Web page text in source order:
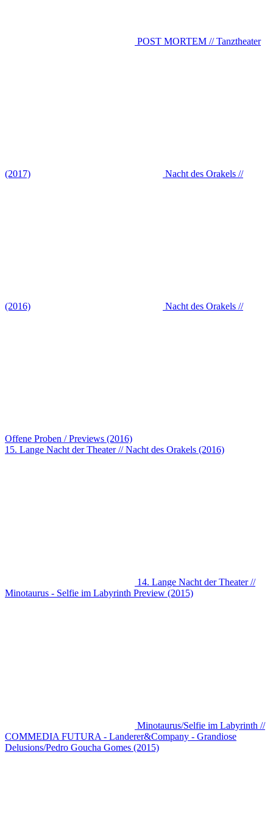
POST MORTEM // Tanztheater
(2017) Nacht des Orakels //
(2016) Nacht des Orakels //
Offene Proben / Previews (2016)
15. Lange Nacht der Theater // Nacht des Orakels (2016)
14. Lange Nacht der Theater //
Minotaurus - Selfie im Labyrinth Preview (2015)
Minotaurus/Selfie im Labyrinth //
COMMEDIA FUTURA - Landerer&Company - Grandiose
Delusions/Pedro Goucha Gomes (2015)